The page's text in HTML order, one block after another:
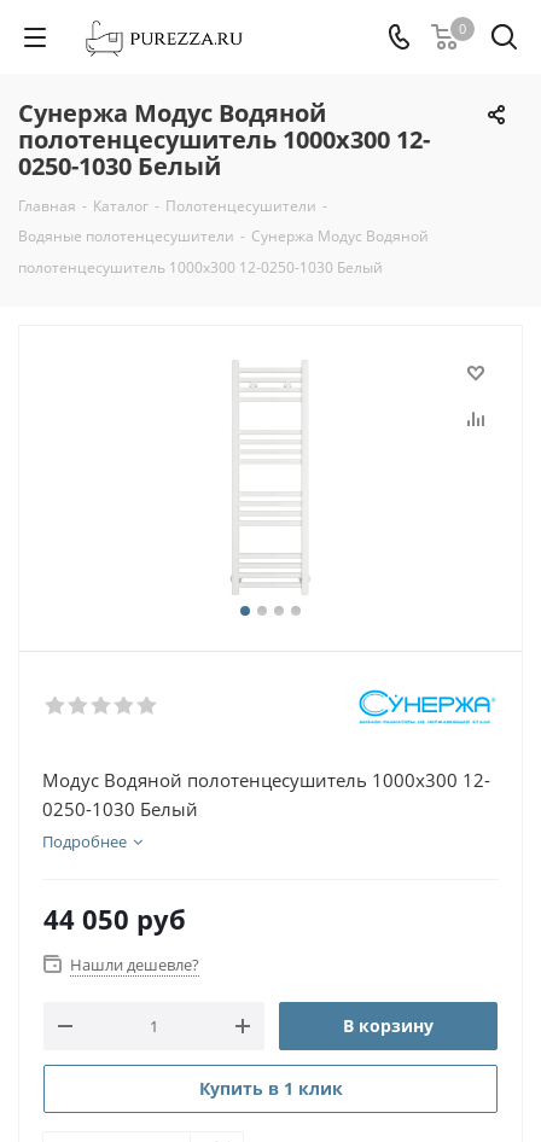
0
Сунержа Модус Водяной
полотенцесушитель 1000х300 12-
0250-1030 Белый
Главная - Каталог - Полотенцесушители -
Водяные полотенцесушители - Сунержа Модус Водяной
полотенцесушитель 1000х300 12-0250-1030 Белый
Модус Водяной полотенцесушитель 1000х300 12-
0250-1030 Белый
Подробнее
44 050 руб
Нашли дешевле?
В корзину
Купить в 1 клик